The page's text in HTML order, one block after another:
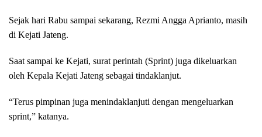
Sejak hari Rabu sampai sekarang, Rezmi Angga Aprianto, masih
di Kejati Jateng.
Saat sampai ke Kejati, surat perintah (Sprint) juga dikeluarkan
oleh Kepala Kejati Jateng sebagai tindaklanjut.
“Terus pimpinan juga menindaklanjuti dengan mengeluarkan
sprint,” katanya.